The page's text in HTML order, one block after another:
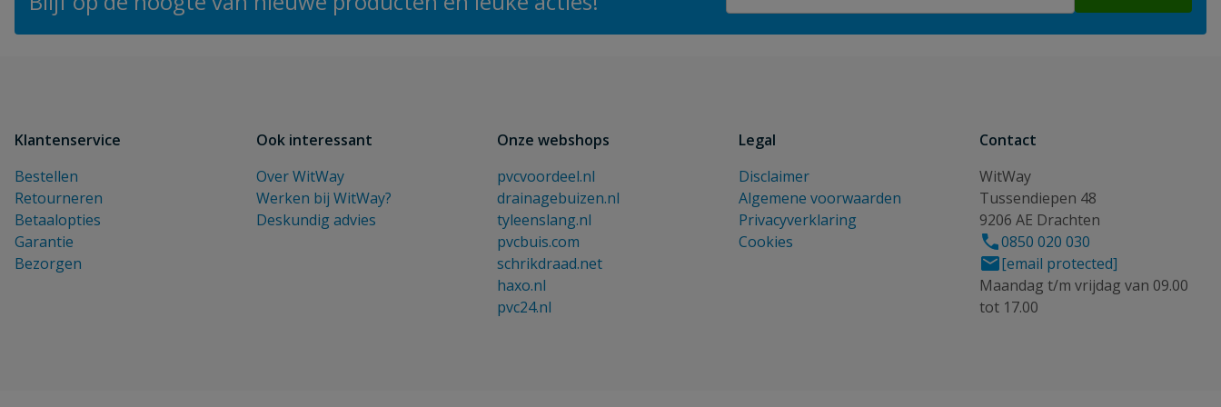
Klantenservice
Bestellen
Retourneren
Betaalopties
Garantie
Bezorgen
Ook interessant
Over WitWay
Werken bij WitWay?
Deskundig advies
Onze webshops
pvcvoordeel.nl
drainagebuizen.nl
tyleenslang.nl
pvcbuis.com
schrikdraad.net
haxo.nl
pvc24.nl
Legal
Disclaimer
Algemene voorwaarden
Privacyverklaring
Cookies
Contact
WitWay
Tussendiepen 48
9206 AE Drachten
0850 020 030
[email protected]
Maandag t/m vrijdag van 09.00
tot 17.00